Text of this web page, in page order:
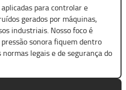
para controlar e
gerados por máquinas,
industriais. Nosso foco é
sonora fiquem dentro
legais e de segurança do